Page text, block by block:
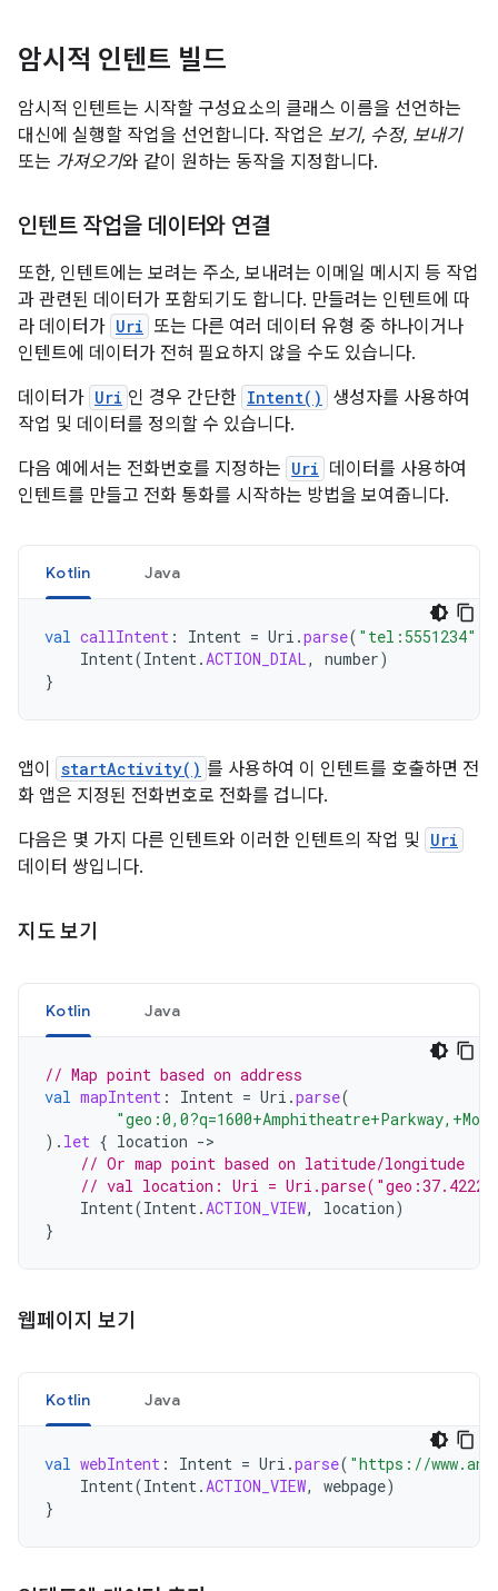
암시적 인텐트 빌드
암시적 인텐트는 시작할 구성요소의 클래스 이름을 선언하는
대신에 실행할 작업을 선언합니다. 작업은 보기, 수정, 보내기
또는 가져오기와 같이 원하는 동작을 지정합니다.
인텐트 작업을 데이터와 연결
또한, 인텐트에는 보려는 주소, 보내려는 이메일 메시지 등 작업
과 관련된 데이터가 포함되기도 합니다. 만들려는 인텐트에 따
라 데이터가 Uri 또는 다른 여러 데이터 유형 중 하나이거나
인텐트에 데이터가 전혀 필요하지 않을 수도 있습니다.
데이터가 Uri 인 경우 간단한 Intent()
생성자를 사용하여
작업 및 데이터를 정의할 수 있습니다.
다음 예에서는 전화번호를 지정하는 Uri 데이터를 사용하여
인텐트를 만들고 전화 통화를 시작하는 방법을 보여줍니다.
Kotlin Java
val callIntent : Intent = Uri .parse( "tel:5551234"
Intent(Intent.ACTION_DIAL, number)
}
앱이 startActivity() 를 사용하여 이 인텐트를 호출하면 전
화 앱은 지정된 전화번호로 전화를 겁니다.
다음은 몇 가지 다른 인텐트와 이러한 인텐트의 작업 및 Uri
데이터 쌍입니다.
지도 보기
Kotlin Java
// Map point based on address
val mapIntent : Intent = Uri .parse(
). let { location -
// Or map point based on latitude/longitude
// val location: Uri =
Intent(Intent.ACTION_VIEW, location)
}
웹페이지 보기
Kotlin Java
val webIntent : Intent = Uri .parse( "https://
Intent(Intent.ACTION_VIEW, webpage)
}